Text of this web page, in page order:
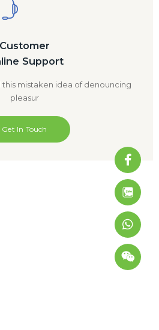
Customer
Support
this mistaken idea of denouncing
pleasur
Get In Touch
f